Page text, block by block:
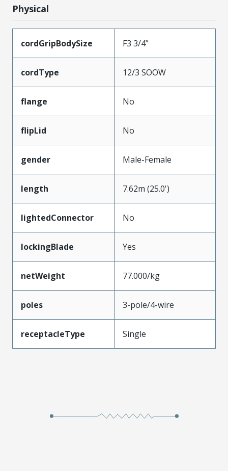
Physical
cordGripBodySize F3 3/4"
cordType 12/3 SOOW
flange No
flipLid No
gender Male-Female
length 7.62m (25.0')
lightedConnector No
lockingBlade Yes
netWeight 77.000/kg
poles 3-pole/4-wire
receptacleType Single